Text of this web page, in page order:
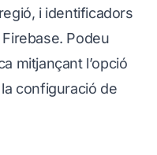
i identificadors
Podeu
mitjançant l’opció
configuració de